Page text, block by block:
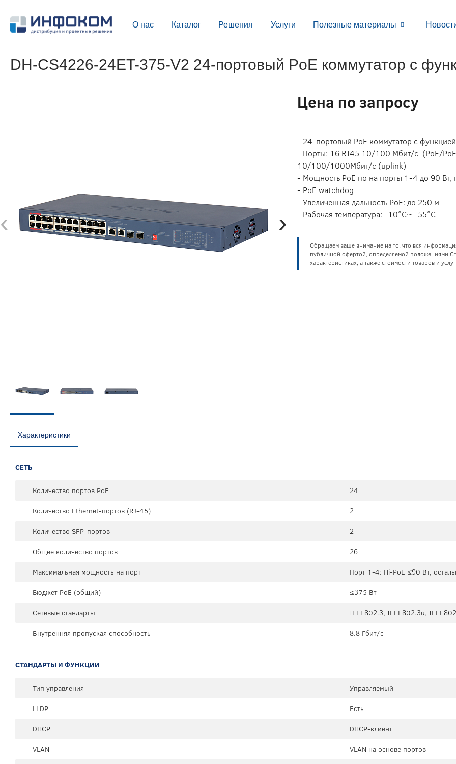
О нас Каталог Решения Услуги Полезные материалы
DH-CS4226-24ET-375-V2 24-портовый PoE коммутатор с
‹ ›
Цена по запросу
- 24-портовый PoE коммутатор с
- Порты: 16 RJ45 10/100 Мбит/с (PoE/
10/100/1000Мбит/с (uplink)
- Мощность PoE по на порты 1-4 до 90
- PoE watchdog
- Увеличенная дальность PoE: до 250 м
- Рабочая температура: -10°С~+55°С
Обращаем ваше внимание на то, что вся
публичной офертой, определяемой положениями
характеристиках, а также стоимости товаров и
Характеристики
СЕТЬ
Количество портов PoE
24
Количество Ethernet-портов (RJ-45)
2
Количество SFP-портов
2
Общее количество портов
26
Максимальная мощность на порт
Порт 1-4: Hi-PoE ≤90 Вт,
Бюджет PoE (общий)
≤375 Вт
Сетевые стандарты
IEEE802.3, IEEE802.3u,
Внутренняя пропуская способность
8.8 Гбит/с
СТАНДАРТЫ И ФУНКЦИИ
Тип управления
Управляемый
LLDP
Есть
DHCP
DHCP-клиент
VLAN
VLAN на основе портов